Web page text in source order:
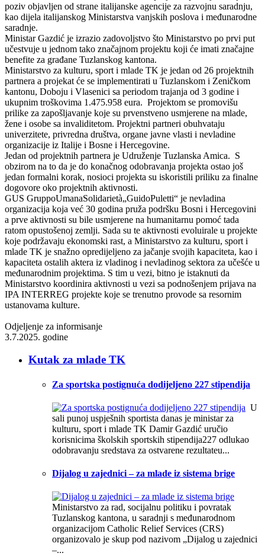
poziv objavljen od strane italijanske agencije za razvojnu saradnju,
kao dijela italijanskog Ministarstva vanjskih poslova i međunarodne
saradnje.
Ministar Gazdić je izrazio zadovoljstvo što Ministarstvo po prvi put
učestvuje u jednom tako značajnom projektu koji će imati značajne
benefite za građane Tuzlanskog kantona.
Ministarstvo za kulturu, sport i mlade TK je jedan od 26 projektnih
partnera a projekat će se implementirati u Tuzlanskom i Zeničkom
kantonu, Doboju i Vlasenici sa periodom trajanja od 3 godine i
ukupnim troškovima 1.475.958 eura. Projektom se promovišu
prilike za zapošljavanje koje su prvenstveno usmjerene na mlade,
žene i osobe sa invaliditetom. Projektni partneri obuhvataju
univerzitete, privredna društva, organe javne vlasti i nevladine
organizacije iz Italije i Bosne i Hercegovine.
Jedan od projektnih partnera je Udruženje Tuzlanska Amica. S
obzirom na to da je do konačnog odobravanja projekta ostao još
jedan formalni korak, nosioci projekta su iskoristili priliku za finalne
dogovore oko projektnih aktivnosti.
GUS GruppoUmanaSolidarietà„GuidoPuletti“ je nevladina
organizacija koja već 30 godina pruža podršku Bosni i Hercegovini
a prve aktivnosti su bile usmjerene na humanitarnu pomoć tada
ratom opustošenoj zemlji. Sada su te aktivnosti evoluirale u projekte
koje podržavaju ekonomski rast, a Ministarstvo za kulturu, sport i
mlade TK je snažno opredijeljeno za jačanje svojih kapaciteta, kao i
kapaciteta ostalih aktera iz vladinog i nevladinog sektora za učešće u
međunarodnim projektima. S tim u vezi, bitno je istaknuti da
Ministarstvo koordinira aktivnosti u vezi sa podnošenjem prijava na
IPA INTERREG projekte koje se trenutno provode sa resornim
ustanovama kulture.
Odjeljenje za informisanje
3.7.2025. godine
Kutak za mlade TK
Za sportska postignuća dodijeljeno 227 stipendija
U
sali punoj uspješnih sportista danas je ministar za
kulturu, sport i mlade TK Damir Gazdić uručio
korisnicima školskih sportskih stipendija227 odlukao
odobravanju sredstava za ostvarene rezultateu...
Dijalog u zajednici – za mlade iz sistema brige
Ministarstvo za rad, socijalnu politiku i povratak
Tuzlanskog kantona, u saradnji s međunarodnom
organizacijom Catholic Relief Services (CRS)
organizovalo je skup pod nazivom „Dijalog u zajednici
–...